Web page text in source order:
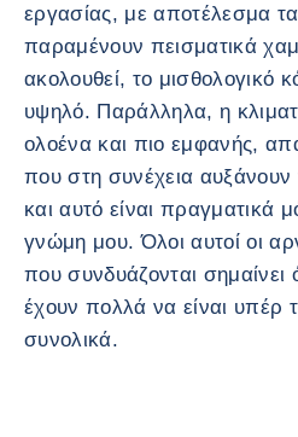
εργασίας, με αποτέλεσμα
παραμένουν πεισματικά
ακολουθεί, το μισθολογικό
υψηλό. Παράλληλα, η
ολοένα και πιο εμφανής,
που στη συνέχεια αυξάνουν
και αυτό είναι πραγματικά
γνώμη μου. Όλοι αυτοί οι
που συνδυάζονται σημαίνει
έχουν πολλά να είναι υπέρ
συνολικά.